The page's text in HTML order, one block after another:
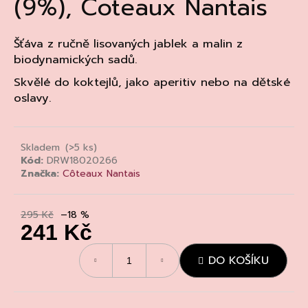
(9%), Coteaux Nantais
Šťáva z ručně lisovaných jablek a malin z
biodynamických sadů.
Skvělé do koktejlů, jako aperitiv nebo na dětské
oslavy.
Skladem (>5 ks)
Kód: DRW18020266
Značka: Côteaux Nantais
295 Kč –18 %
241 Kč
DO KOŠÍKU
a
j
í
t
?
HLEDAT
D
o
u